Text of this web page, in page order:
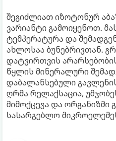
შეგიძლიათ იზოტონურ
ვარიანტი გამოიყენოთ.
ტემპერატურა და
ახლოსაა ბუნებრივთან.
დატვირთვის
წყლის მინერალური
დაბალანსებული
ღრმა რელაქსაცია,
მიმოქცევა და ორგანიზმი
სასარგებლო